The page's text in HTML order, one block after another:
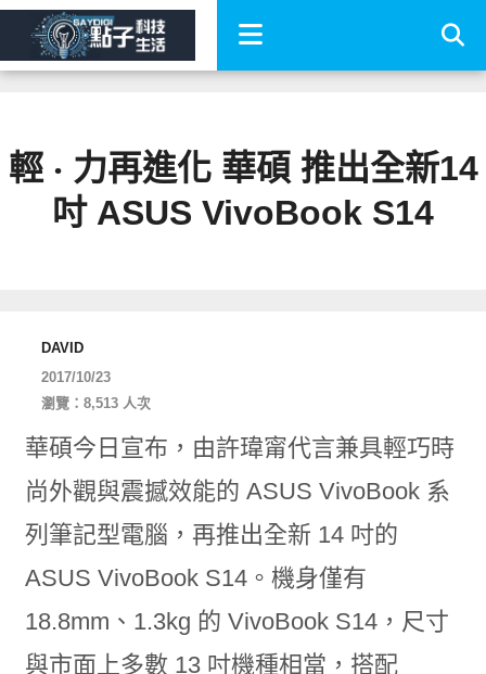
輕 ‧ 力再進化 華碩 推出全新14
吋 ASUS VivoBook S14
DAVID
2017/10/23
瀏覽：8,513 人次
華碩今日宣布，由許瑋甯代言兼具輕巧時
尚外觀與震撼效能的 ASUS VivoBook 系
列筆記型電腦，再推出全新 14 吋的
ASUS VivoBook S14。機身僅有
18.8mm、1.3kg 的 VivoBook S14，尺寸
與市面上多數 13 吋機種相當，搭配